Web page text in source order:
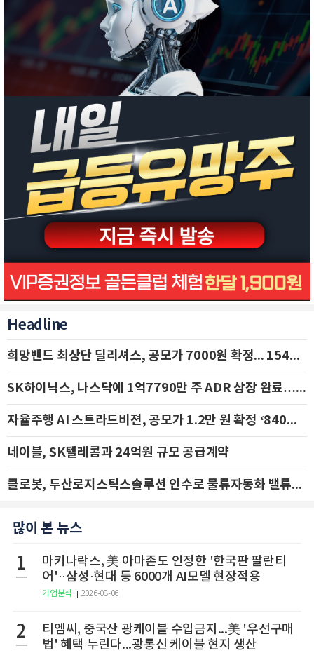
Headline
희망밴드 최상단 딜리셔스, 공모가 7000원 확정... 154억 규모 IPO 돌입
SK하이닉스, 나스닥에 1억7790만 주 ADR 상장 완료…29일 국내 추가 상장
자율주행 AI 스트라드비젼, 공모가 1.2만 원 확정 ‘840억 수혈’
네이블, SK텔레콤과 24억원 규모 공급계약
클로봇, 두산로지스틱스솔루션 인수로 물류자동화 밸류체인 확장 추진 - IBK투자증권
많이 본 뉴스
1
마키나락스, 美 아마존도 인정한 '한국판 팔란티
어'··삼성·현대 등 6000개 AI모델 현장적용
기업분석 2026-08-06
2
티엠씨, 중국산 광케이블 수입금지...美 '우선구매
법' 혜택 누린다...광통신 케이블 현지 생산